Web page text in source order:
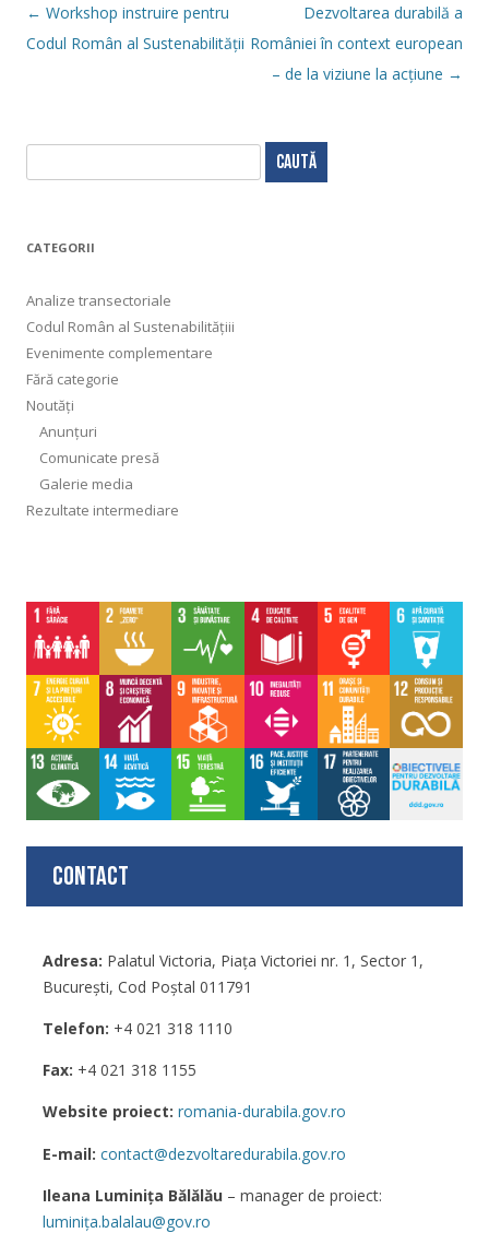
Navigare
în
articol
← Workshop instruire pentru
Codul Român al Sustenabilității
Dezvoltarea durabilă a
României în context european
– de la viziune la acțiune →
a
CATEGORII
Analize transectoriale
Codul Român al Sustenabilitățiii
Evenimente complementare
Fără categorie
Noutăți
Anunțuri
Comunicate presă
Galerie media
Rezultate intermediare
Contact
Adresa: Palatul Victoria, Piaţa Victoriei nr. 1, Sector 1,
București, Cod Poștal 011791
Telefon: +4 021 318 1110
Fax: +4 021 318 1155
Website proiect: romania-durabila.gov.ro
E-mail: contact@dezvoltaredurabila.gov.ro
Ileana Luminița Bălălău – manager de proiect:
luminița.balalau@gov.ro